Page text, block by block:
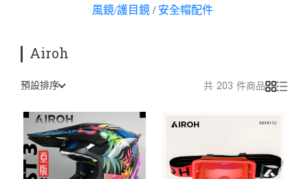
風鏡/護目鏡 / 安全帽配件
Airoh
預設排序 共 203 件商品